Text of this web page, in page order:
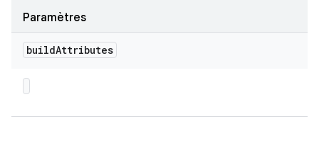
Paramètres
buildAttributes